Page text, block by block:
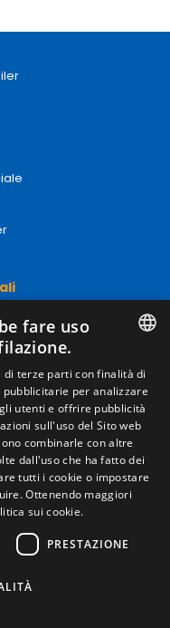
vendita
Apdo 100 .
Spagna
121
SPANISH
ENGLISH
ITALIAN
PORTUGUESE
fare uso
di terze parti con finalità di
per analizzare
utenti e offrire pubblicità
sull'uso del Sito web
combinarle con altre
dall'uso che ha fatto dei
tutti i cookie o impostare
Ottenendo maggiori
sui cookie.
PRESTAZIONE